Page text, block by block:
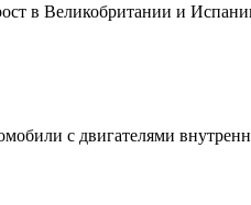
в Великобритании и
с двигателями